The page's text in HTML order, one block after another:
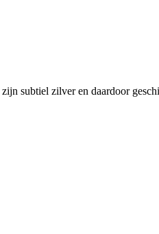
zijn subtiel zilver en daardoor